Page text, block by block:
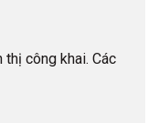
thị công khai. Các